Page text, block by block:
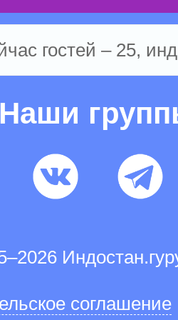
гостей – 25,
Наши
соглашение